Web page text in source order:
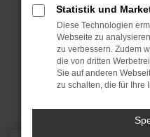
überhaupt entstehen und
den Wechsel von
stets scheckheftgepflegt
Auf Wunsch erinnern wir
Wartung & Inspektion für
Statistik und
Diese Technologien
Webseite zu
zu verbessern. Zudem
die von dritten
Sie auf anderen
zu schalten, die für Ihre